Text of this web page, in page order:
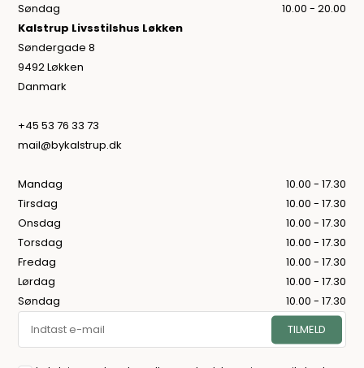
Søndag
10.00 - 20.00
Kalstrup Livsstilshus Løkken
Søndergade 8
9492 Løkken
Danmark
+45 53 76 33 73
mail@bykalstrup.dk
Mandag
10.00 - 17.30
Tirsdag
10.00 - 17.30
Onsdag
10.00 - 17.30
Torsdag
10.00 - 17.30
Fredag
10.00 - 17.30
Lørdag
10.00 - 17.30
Søndag
10.00 - 17.30